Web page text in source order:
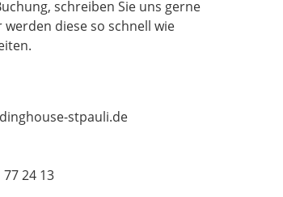
schreiben Sie uns gerne
werden diese so schnell wie
stpauli.de
77 24 13